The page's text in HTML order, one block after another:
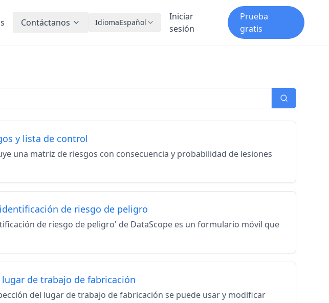
Contáctanos IdiomaEspañol
Iniciar
sesión
Prueba
gratis
Buscar
y lista de control
una matriz de riesgos con consecuencia y probabilidad de lesiones
de riesgo de peligro
de riesgo de peligro' de DataScope es un formulario móvil que
de trabajo de fabricación
del lugar de trabajo de fabricación se puede usar y modificar